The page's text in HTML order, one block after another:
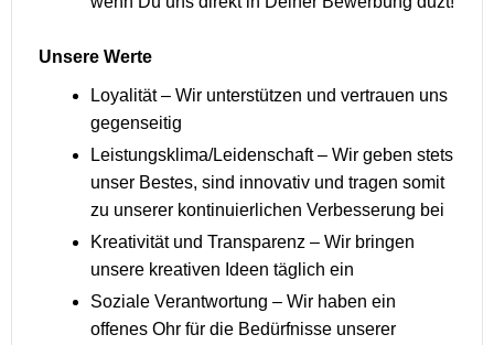
Unsere Werte
Loyalität – Wir unterstützen und vertrauen uns
gegenseitig
Leistungsklima/Leidenschaft – Wir geben stets
unser Bestes, sind innovativ und tragen somit
zu unserer kontinuierlichen Verbesserung bei
Kreativität und Transparenz – Wir bringen
unsere kreativen Ideen täglich ein
Soziale Verantwortung – Wir haben ein
offenes Ohr für die Bedürfnisse unserer